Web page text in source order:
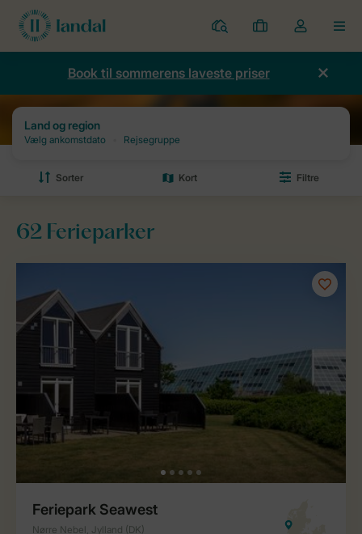
Parker
Mine
bookinger
Toggle
the
dropdown
Book til sommerens laveste priser